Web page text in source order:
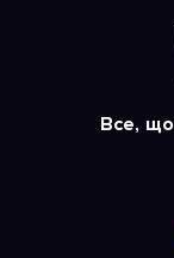
Все, що